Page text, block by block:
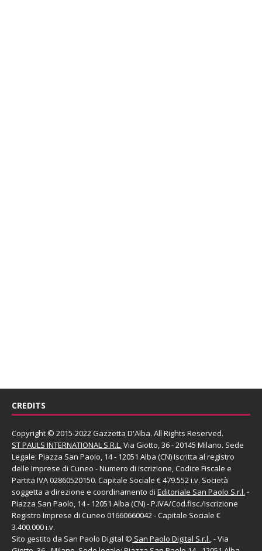
CREDITS
Copyright © 2015-2022 Gazzetta D'Alba. All Rights Reserved.
ST PAULS INTERNATIONAL S.R.L. Via Giotto, 36 - 20145 Milano. Sede
Legale: Piazza San Paolo, 14 - 12051 Alba (CN) Iscritta al registro
delle Imprese di Cuneo - Numero di iscrizione, Codice Fiscale e
Partita IVA 02860520150. Capitale Sociale € 479.552 i.v. Società
soggetta a direzione e coordinamento di Editoriale San Paolo S.r.l. -
Piazza San Paolo, 14 - 12051 Alba (CN) - P.IVA/Cod.fisc./Iscrizione
Registro Imprese di Cuneo 01660660042 - Capitale Sociale €
3.400.000 i.v.
Sito gestito da San Paolo Digital © San Paolo Digital S.r.l., - Via